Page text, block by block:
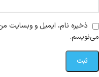
ذخیره نام، ایمیل و وبسایت
می‌نویسم.